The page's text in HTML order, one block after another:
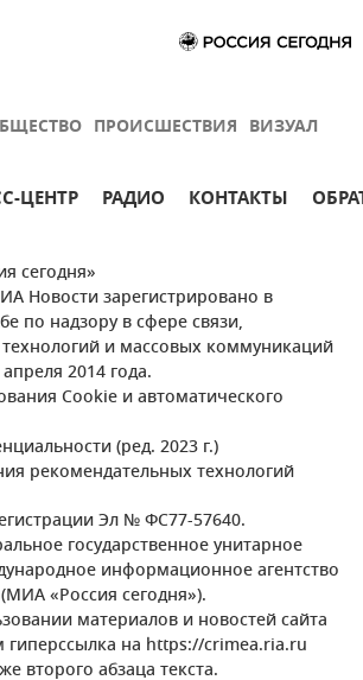
ПРОИСШЕСТВИЯ ВИЗУАЛ
ЦЕНТР РАДИО КОНТАКТЫ
сегодня»
Новости зарегистрировано в
по надзору в сфере связи,
и массовых коммуникаций
2014 года.
Cookie и автоматического
(ред. 2023 г.)
рекомендательных технологий
Эл № ФС77-57640.
государственное унитарное
информационное агентство
(МИА «Россия сегодня»).
материалов и новостей сайта
на https://crimea.ria.ru
второго абзаца текста.